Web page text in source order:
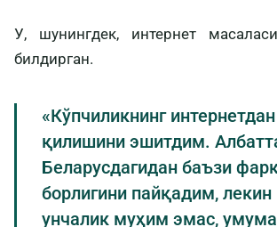
У, шунингдек, интернет
билдирган.
«Кўпчиликнинг
қилишини эшитдим.
Беларусдагидан баъзи
борлигини пайқадим,
унчалик муҳим эмас,